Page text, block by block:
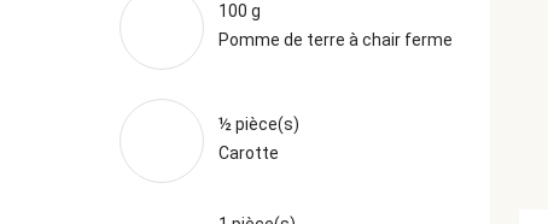
100 g
Pomme de terre à chair ferme
½ pièce(s)
Carotte